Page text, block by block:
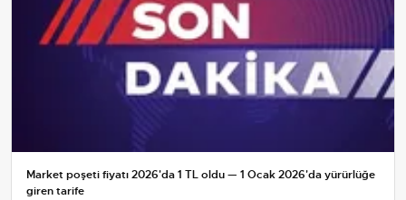
Market poşeti fiyatı 2026'da 1 TL oldu — 1 Ocak 2026'da yürürlüğe
giren tarife